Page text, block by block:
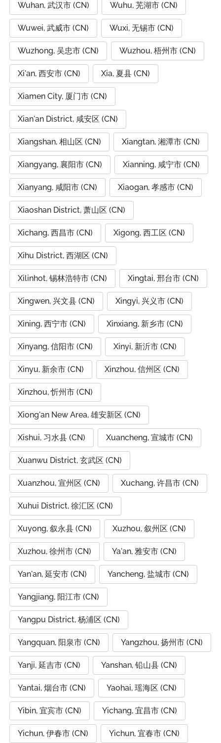
Wuhan, 武汉市 (CN) Wuhu, 芜湖市 (CN)
Wuwei, 武威市 (CN) Wuxi, 无锡市 (CN)
Wuzhong, 吴忠市 (CN) Wuzhou, 梧州市 (CN)
Xi'an, 西安市 (CN) Xia, 夏县 (CN)
Xiamen City, 厦门市 (CN)
Xian'an District, 咸安区 (CN)
Xiangshan, 相山区 (CN) Xiangtan, 湘潭市 (CN)
Xiangyang, 襄阳市 (CN) Xianning, 咸宁市 (CN)
Xianyang, 咸阳市 (CN) Xiaogan, 孝感市 (CN)
Xiaoshan District, 萧山区 (CN)
Xichang, 西昌市 (CN) Xigong, 西工区 (CN)
Xihu District, 西湖区 (CN)
Xilinhot, 锡林浩特市 (CN) Xingtai, 邢台市 (CN)
Xingwen, 兴文县 (CN) Xingyi, 兴义市 (CN)
Xining, 西宁市 (CN) Xinxiang, 新乡市 (CN)
Xinyang, 信阳市 (CN) Xinyi, 新沂市 (CN)
Xinyu, 新余市 (CN) Xinzhou, 信州区 (CN)
Xinzhou, 忻州市 (CN)
Xiong'an New Area, 雄安新区 (CN)
Xishui, 习水县 (CN) Xuancheng, 宣城市 (CN)
Xuanwu District, 玄武区 (CN)
Xuanzhou, 宣州区 (CN) Xuchang, 许昌市 (CN)
Xuhui District, 徐汇区 (CN)
Xuyong, 叙永县 (CN) Xuzhou, 叙州区 (CN)
Xuzhou, 徐州市 (CN) Ya'an, 雅安市 (CN)
Yan'an, 延安市 (CN) Yancheng, 盐城市 (CN)
Yangjiang, 阳江市 (CN)
Yangpu District, 杨浦区 (CN)
Yangquan, 阳泉市 (CN) Yangzhou, 扬州市 (CN)
Yanji, 延吉市 (CN) Yanshan, 铅山县 (CN)
Yantai, 烟台市 (CN) Yaohai, 瑶海区 (CN)
Yibin, 宜宾市 (CN) Yichang, 宜昌市 (CN)
Yichun, 伊春市 (CN) Yichun, 宜春市 (CN)